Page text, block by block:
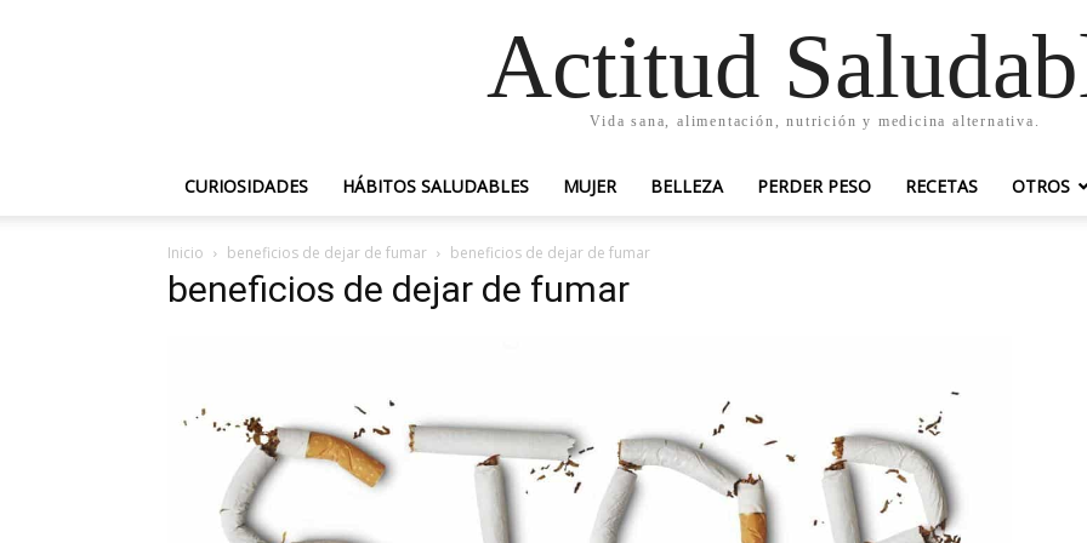
Actitud
Vida sana, alimentación, nutrición y medicina alternativa.
CURIOSIDADES HÁBITOS SALUDABLES MUJER BELLEZA PERDER PESO RECETAS OTROS
Inicio beneficios de dejar de fumar beneficios de dejar de fumar
beneficios de dejar de fumar